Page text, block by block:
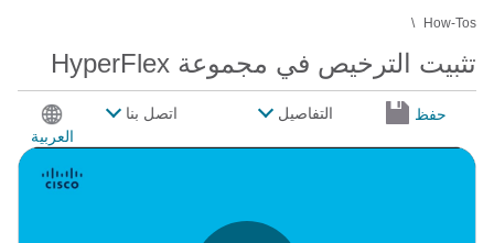
How-Tos
تثبيت الترخيص في مجموعة HyperFlex
حفظ التفاصيل
اتصل بنا
العربية